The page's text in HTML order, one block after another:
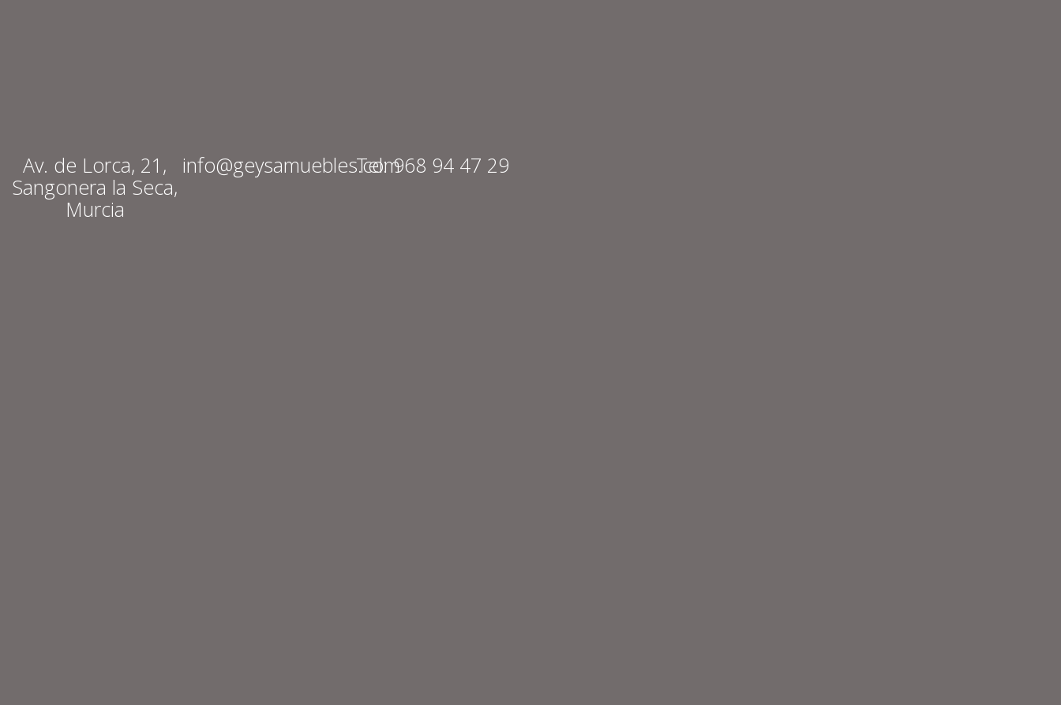
Av. de Lorca, 21,
Sangonera la Seca,
Murcia
info@geysamuebles.comTel: 968 94 47 29